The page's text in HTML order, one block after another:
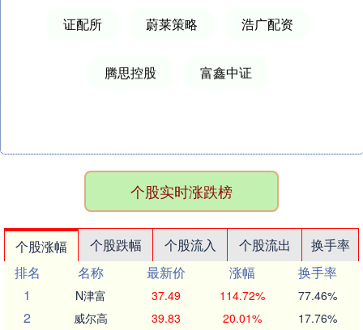
证配所 蔚莱策略 浩广配资
腾思控股 富鑫中证
个股实时涨跌榜
个股涨幅 个股跌幅 个股流入 个股流出
换手率
排名
名称 最新价 涨幅
换手率
1
N津富 37.49 114.72% 77.46%
2 威尔高 39.83 20.01% 17.76%